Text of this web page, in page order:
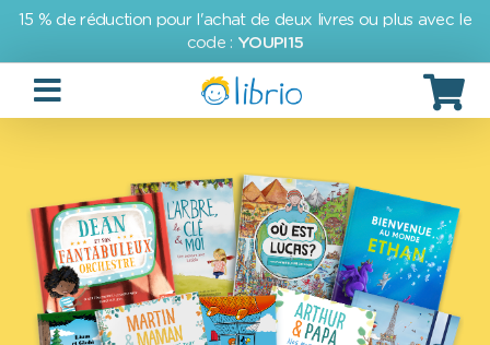
15 % de réduction pour l'achat de deux livres ou plus avec le
code : YOUPI15